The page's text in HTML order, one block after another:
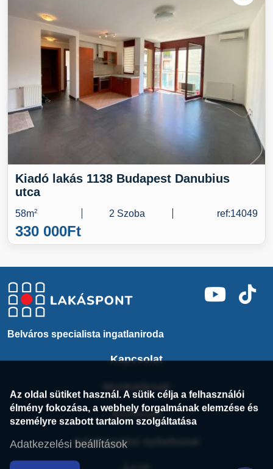
Kiadó lakás 1138 Budapest Danubius
utca
58m2 2 Szoba ref:14049
330 000Ft
Kapcsolat
Munkatársak
Archívum
Adatkezelési nyilatkozat
Belváros specialista ingatlaniroda
Az oldal sütiket használ. A sütik célja a felhasználói
élmény fokozása, a webhely forgalmának elemzése és
személyre szabott tartalom szolgáltatása
Adatkezelési beállítások